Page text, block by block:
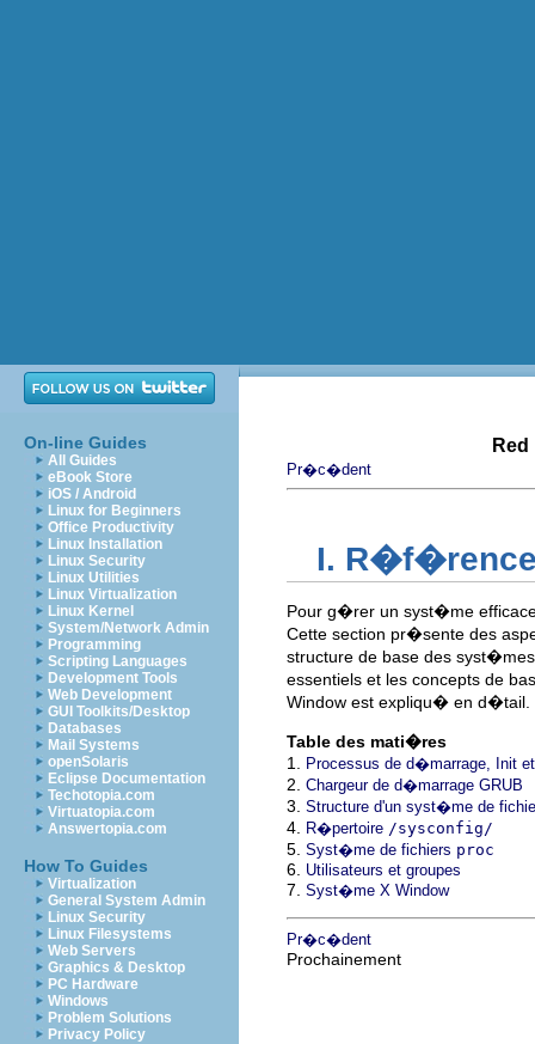
On-line Guides
All Guides
eBook Store
iOS / Android
Linux for Beginners
Office Productivity
Linux Installation
Linux Security
Linux Utilities
Linux Virtualization
Linux Kernel
System/Network Admin
Programming
Scripting Languages
Development Tools
Web Development
GUI Toolkits/Desktop
Databases
Mail Systems
openSolaris
Eclipse Documentation
Techotopia.com
Virtuatopia.com
Answertopia.com
How To Guides
Virtualization
General System Admin
Linux Security
Linux Filesystems
Web Servers
Graphics & Desktop
PC Hardware
Windows
Problem Solutions
Privacy Policy
Pr�c�dent
I.
Pour g�rer un syst�me
Cette section pr�sente des
structure de base des
essentiels et les concepts de
Window est expliqu� en d�tail.
Table des mati�res
1.
Processus de d�marrage, Init
2. Chargeur de d�marrage GRUB
3. Structure d'un syst�me de
4. R�pertoire /sysconfig/
5. Syst�me de fichiers proc
6. Utilisateurs et groupes
7. Syst�me X Window
Pr�c�dent
Prochainement